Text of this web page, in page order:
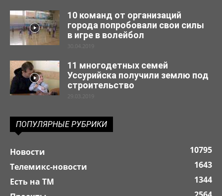
10 команд от организаций
города попробовали свои силы
в игре в волейбол
30.04.2019
11 многодетных семей
Уссурийска получили землю под
строительство
29.03.2019
ПОПУЛЯРНЫЕ РУБРИКИ
Новости
10795
Телемикс-новости
1643
Есть на ТМ
1344